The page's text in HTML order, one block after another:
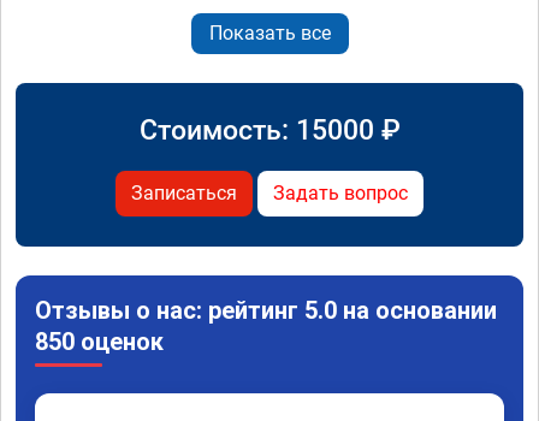
Показать все
Стоимость: 15000 ₽
Записаться Задать вопрос
Отзывы о нас: рейтинг 5.0 на основании
850 оценок